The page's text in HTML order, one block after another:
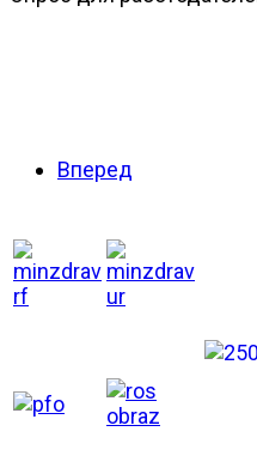
Вперед